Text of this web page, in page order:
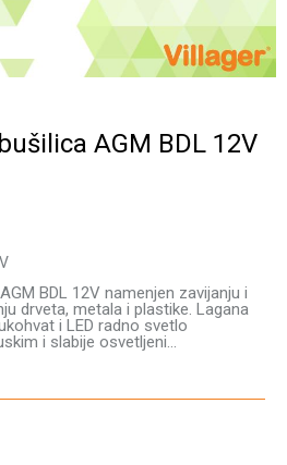
AGM BDL 12V
BDL 12V namenjen zavijanju i
drveta, metala i plastike. Lagana
i LED radno svetlo
i slabije osvetljeni...